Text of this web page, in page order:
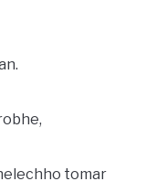
tomar